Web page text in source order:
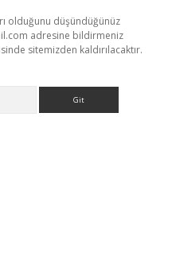
olduğunu düşündüğünüz
adresine bildirmeniz
sitemizden kaldırılacaktır.